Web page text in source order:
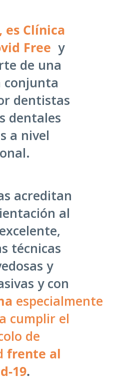
es Clínica
Free y
de una
conjunta
dentistas
dentales
a nivel
acreditan
al
técnicas
y
y con
especialmente
cumplir el
de
frente al
19.